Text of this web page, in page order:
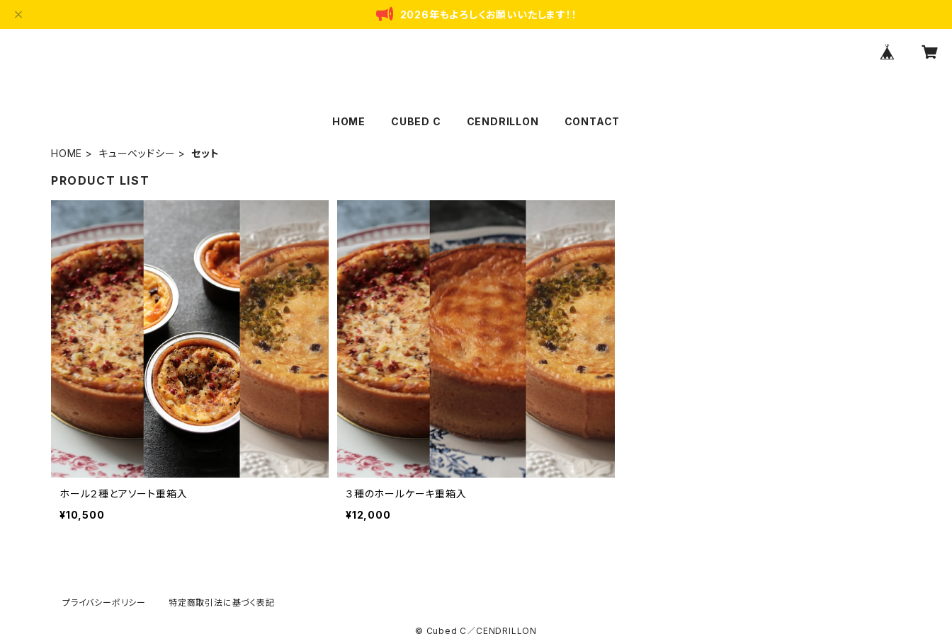
2026年もよろしくお願いいたします！！
HOME CUBED C CENDRILLON CONTACT
HOME キューベッドシー セット
PRODUCT LIST
ホール２種とアソート重箱入
¥10,500
３種のホールケーキ重箱入
¥12,000
プライバシーポリシー 特定商取引法に基づく表記
© Cubed C／CENDRILLON